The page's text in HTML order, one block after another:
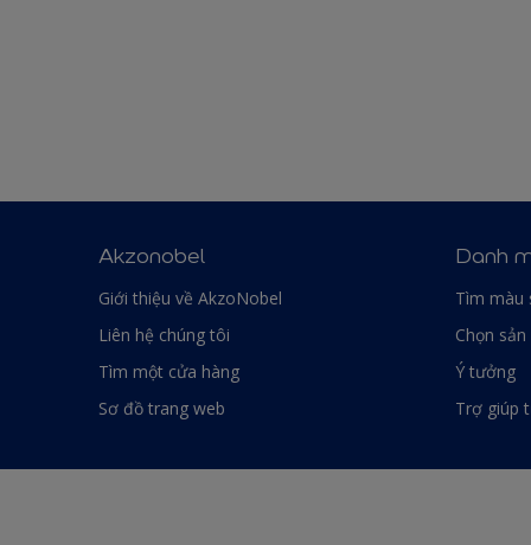
Akzonobel
Giới thiệu về AkzoNobel
Liên hệ chúng tôi
Tìm một cửa hàng
Sơ đồ trang web
Danh
Tìm màu
Chọn
Ý tưởng
Trợ giúp